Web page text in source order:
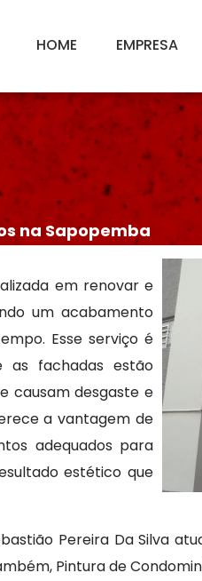
HOME EMPRESA
na Sapopemba
em renovar e
um acabamento
Esse serviço é
as fachadas estão
causam desgaste e
a vantagem de
adequados para
estético que
Pereira Da Silva
Pintura de